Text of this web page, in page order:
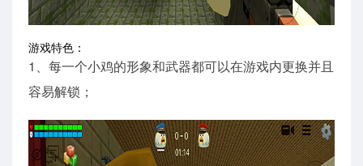
游戏特色：
1、每一个小鸡的形象和武器都可以在游戏内更换并且
容易解锁；